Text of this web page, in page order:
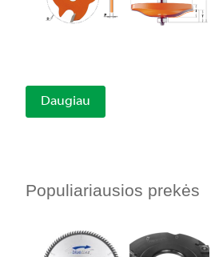
Daugiau
Populiariausios prekės